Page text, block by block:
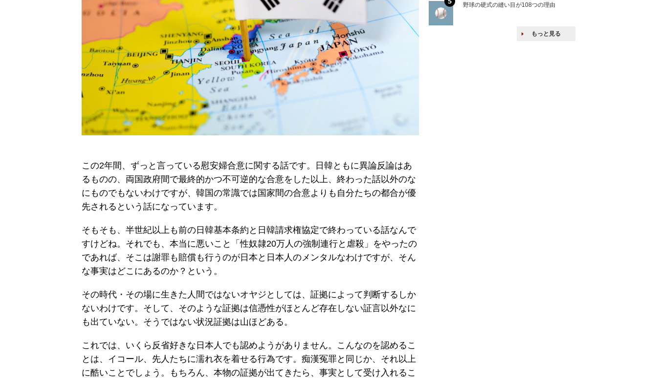
この2年間、ずっと言っている慰安婦合意に関する話です。日韓ともに異論反論はあ
るものの、両国政府間で最終的かつ不可逆的な合意をした以上、終わった話以外のな
にものでもないわけですが、韓国の常識では国家間の合意よりも自分たちの都合が優
先されるという話になっています。
そもそも、半世紀以上も前の日韓基本条約と日韓請求権協定で終わっている話なんで
すけどね。それでも、本当に悪いこと「性奴隷20万人の強制連行と虐殺」をやったの
であれば、そこは謝罪も賠償も行うのが日本と日本人のメンタルなわけですが、そん
な事実はどこにあるのか？という。
その時代・その場に生きた人間ではないオヤジとしては、証拠によって判断するしか
ないわけです。そして、そのような証拠は信憑性がほとんど存在しない証言以外なに
も出ていない。そうではない状況証拠は山ほどある。
これでは、いくら反省好きな日本人でも認めようがありません。こんなのを認めるこ
とは、イコール、先人たちに濡れ衣を着せる行為です。痴漢冤罪と同じか、それ以上
に酷いことでしょう。もちろん、本物の証拠が出てきたら、事実として受け入れるこ
野球の硬式の縫い目が108つの理由
もっと見る